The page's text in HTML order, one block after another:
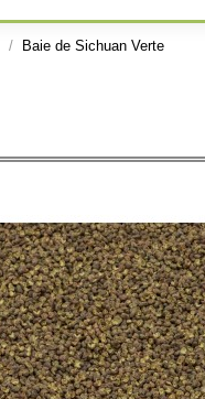
Baie de Sichuan Verte